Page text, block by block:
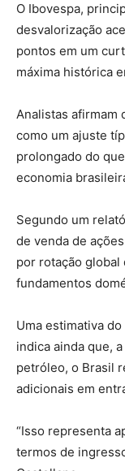
O Ibovespa,
desvalorização
pontos em um
máxima histórica
Analistas afirmam
como um ajuste
prolongado do
economia
Segundo um
de venda de
por rotação
fundamentos
Uma estimativa
indica ainda que,
petróleo, o Brasil
adicionais em
“Isso representa
termos de